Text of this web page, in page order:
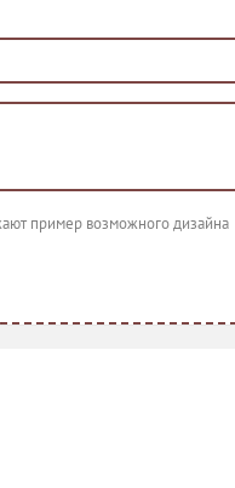
Заказ на начинку
кг, не менее чем за 3
пример возможного дизайна